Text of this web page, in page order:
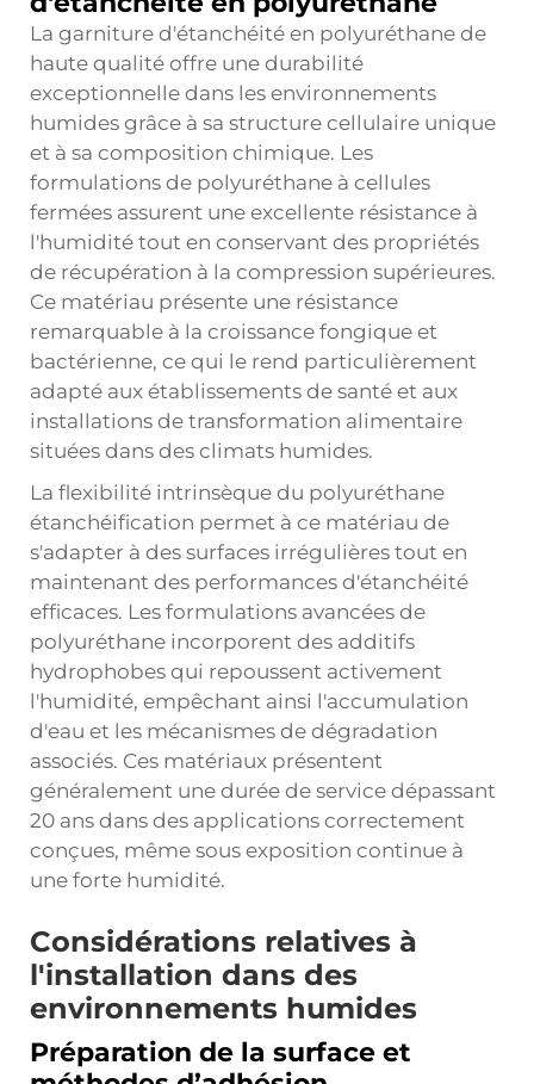
La garniture d'étanchéité en polyuréthane de
haute qualité offre une durabilité
exceptionnelle dans les environnements
humides grâce à sa structure cellulaire unique
et à sa composition chimique. Les
formulations de polyuréthane à cellules
fermées assurent une excellente résistance à
l'humidité tout en conservant des propriétés
de récupération à la compression supérieures.
Ce matériau présente une résistance
remarquable à la croissance fongique et
bactérienne, ce qui le rend particulièrement
adapté aux établissements de santé et aux
installations de transformation alimentaire
situées dans des climats humides.
La flexibilité intrinsèque du polyuréthane
étanchéification permet à ce matériau de
s'adapter à des surfaces irrégulières tout en
maintenant des performances d'étanchéité
efficaces. Les formulations avancées de
polyuréthane incorporent des additifs
hydrophobes qui repoussent activement
l'humidité, empêchant ainsi l'accumulation
d'eau et les mécanismes de dégradation
associés. Ces matériaux présentent
généralement une durée de service dépassant
20 ans dans des applications correctement
conçues, même sous exposition continue à
une forte humidité.
Considérations relatives à
l'installation dans des
environnements humides
Préparation de la surface et